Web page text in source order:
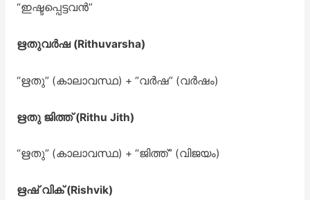
“ഇഷ്ടപ്പെട്ടവൻ”
ഋതുവർഷ (Rithuvarsha)
“ഋതു” (കാലാവസ്ഥ) + “വർഷ” (വർഷം)
ഋതു ജിത്ത് (Rithu Jith)
“ഋതു” (കാലാവസ്ഥ) + “ജിത്ത്” (വിജയം)
ഋഷ് വിക് (Rishvik)